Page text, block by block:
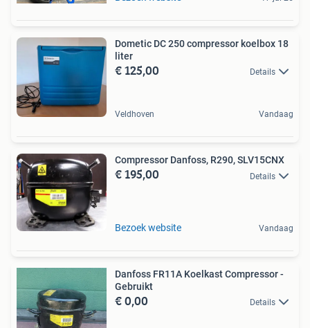
Dometic DC 250 compressor koelbox 18
liter
€ 125,00 Details
Veldhoven Vandaag
Compressor Danfoss, R290, SLV15CNX
€ 195,00 Details
Bezoek website Vandaag
Danfoss FR11A Koelkast Compressor -
Gebruikt
€ 0,00 Details